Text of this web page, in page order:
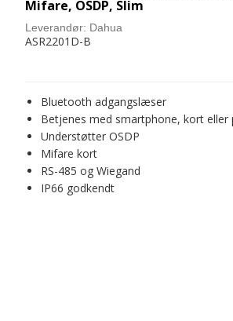
Mifare, OSDP, Slim
Leverandør: Dahua
ASR2201D-B
Bluetooth adgangslæser
Betjenes med smartphone, kort eller
Understøtter OSDP
Mifare kort
RS-485 og Wiegand
IP66 godkendt